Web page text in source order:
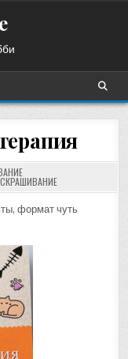
формат чуть